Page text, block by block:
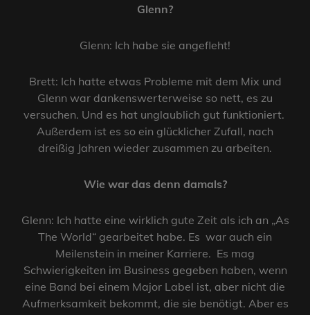
Glenn?
Glenn: Ich habe sie angefleht!
Brett: Ich hatte etwas Probleme mit dem Mix und
Glenn war dankenswerterweise so nett, es zu
versuchen. Und es hat unglaublich gut funktioniert.
Außerdem ist es so ein glücklicher Zufall, nach
dreißig Jahren wieder zusammen zu arbeiten.
Wie war das denn damals?
Glenn: Ich hatte eine wirklich gute Zeit als ich an „As
The World“ gearbeitet habe. Es war auch ein
Meilenstein in meiner Karriere. Es mag
Schwierigkeiten im Business gegeben haben, wenn
eine Band bei einem Major Label ist, aber nicht die
Aufmerksamkeit bekommt, die sie benötigt. Aber es